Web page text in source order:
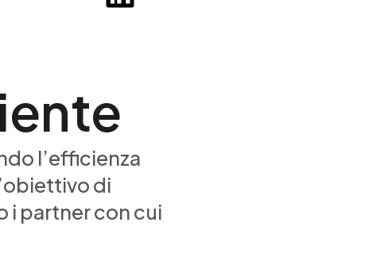
l’efficienza
di
i partner con cui